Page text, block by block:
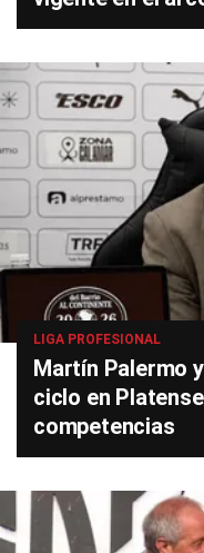
LIGA PROFESIONAL
Martín Palermo
ciclo en
competencias